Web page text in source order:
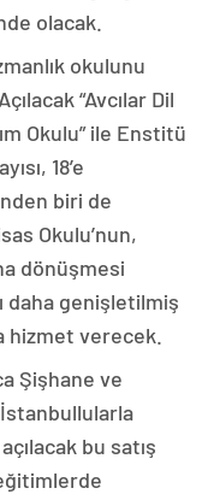
olacak.
okulunu
“Avcılar Dil
Okulu” ile Enstitü
18’e
biri de
Okulu’nun,
dönüşmesi
daha genişletilmiş
hizmet verecek.
Şişhane ve
bu satış